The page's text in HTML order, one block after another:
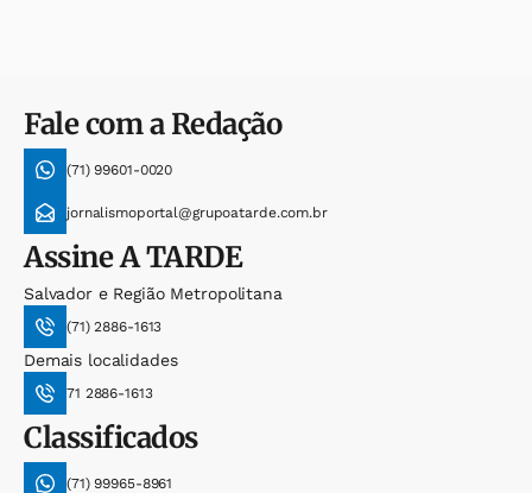
Fale com a Redação
(71) 99601-0020
jornalismoportal@grupoatarde.com.br
AssineA TARDE
Salvador e Região Metropolitana
(71) 2886-1613
Demais localidades
71 2886-1613
Classificados
(71) 99965-8961